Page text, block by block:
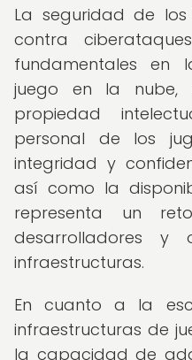
La seguridad de
contra
fundamentales en
juego en la
propiedad
personal de los
integridad y
así como la
representa un
desarrolladores y
infraestructuras.
En cuanto a la
infraestructuras de
la capacidad de